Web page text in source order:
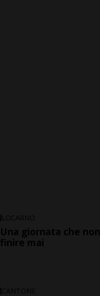
LOCARNO
Una giornata che
finire mai
CANTONE